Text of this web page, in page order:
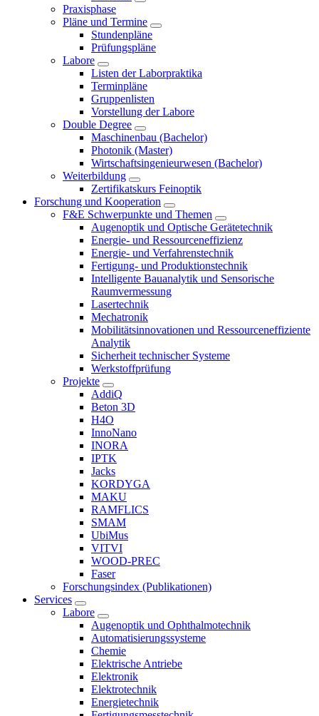
Praxisphase
Pläne und Termine
Stundenpläne
Prüfungspläne
Labore
Listen der Laborpraktika
Terminpläne
Gruppenlisten
Vorstellung der Labore
Double Degree
Maschinenbau (Bachelor)
Photonik (Master)
Wirtschaftsingenieurwesen (Bachelor)
Weiterbildung
Zertifikatskurs Feinoptik
Forschung und Kooperation
F&E Schwerpunkte und Themen
Augenoptik und Optische Gerätetechnik
Energie- und Ressourceneffizienz
Energie- und Verfahrenstechnik
Fertigung- und Produktionstechnik
Intelligente Bauanalytik und Sensorische
Raumvermessung
Lasertechnik
Mechatronik
Mobilitätsinnovationen und Ressourceneffiziente
Analytik
Sicherheit technischer Systeme
Werkstoffprüfung
Projekte
AddiQ
Beton 3D
H4O
InnoNano
INORA
IPTK
Jacks
KORDYGA
MAKU
RAMFLICS
SMAM
UbiMus
VITVI
WOOD-PREC
Faser
Forschungsindex (Publikationen)
Services
Labore
Augenoptik und Ophthalmotechnik
Automatisierungssysteme
Chemie
Elektrische Antriebe
Elektronik
Elektrotechnik
Energietechnik